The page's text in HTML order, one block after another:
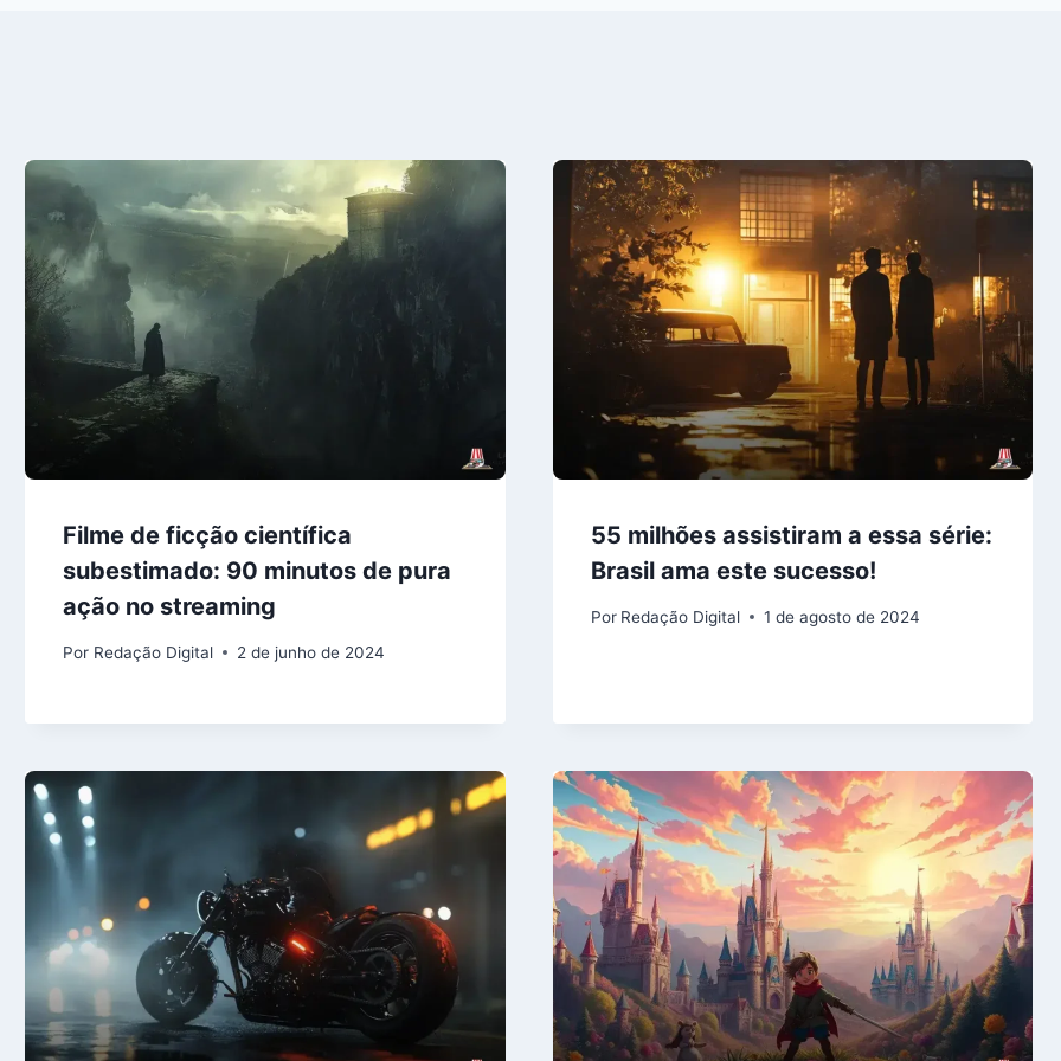
Filme de ficção científica
subestimado: 90 minutos de pura
ação no streaming
Por Redação Digital 2 de junho de 2024
55 milhões assistiram a essa série:
Brasil ama este sucesso!
Por Redação Digital 1 de agosto de 2024